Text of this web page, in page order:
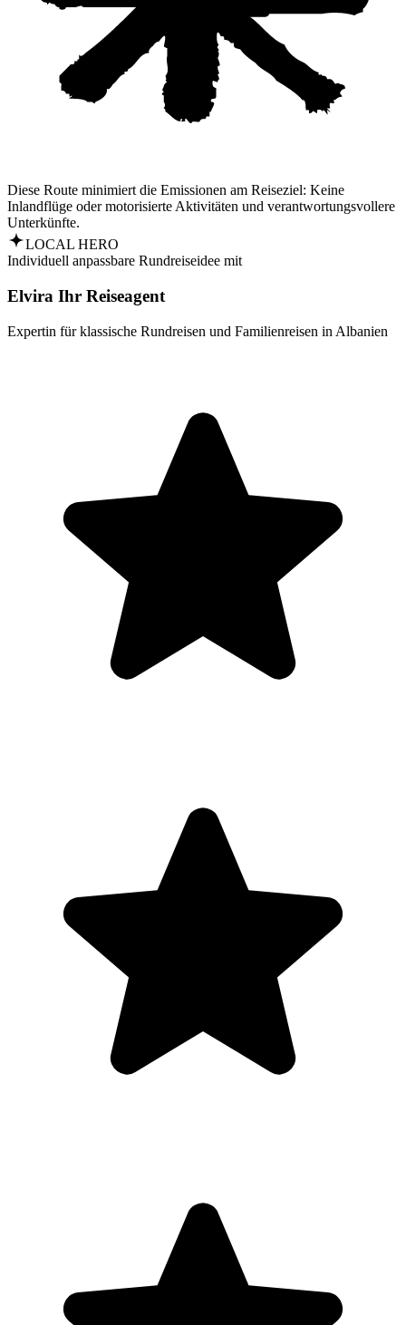
Diese Route minimiert die Emissionen am Reiseziel: Keine
Inlandflüge oder motorisierte Aktivitäten und verantwortungsvollere
Unterkünfte.
LOCAL HERO
Individuell anpassbare Rundreiseidee mit
Elvira Ihr Reiseagent
Expertin für klassische Rundreisen und Familienreisen in Albanien